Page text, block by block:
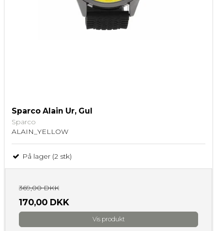
Sparco Alain Ur, Gul
Sparco
ALAIN_YELLOW
På lager (2 stk)
369,00 DKK
170,00 DKK
Vis produkt